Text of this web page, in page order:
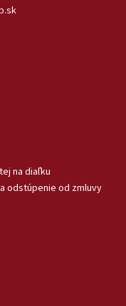
na diaľku
odstúpenie od zmluvy